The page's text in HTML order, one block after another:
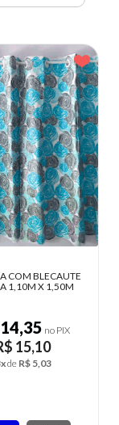
COM BLECAUTE
1,10M X 1,50M
no PIX
15,10
de R$ 5,03